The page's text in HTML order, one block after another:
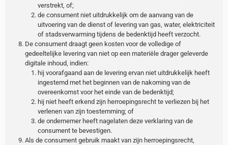
verstrekt, of;
de consument niet uitdrukkelijk om de aanvang van de
uitvoering van de dienst of levering van gas, water, elektriciteit
of stadsverwarming tijdens de bedenktijd heeft verzocht.
De consument draagt geen kosten voor de volledige of
gedeeltelijke levering van niet op een materiële drager geleverde
digitale inhoud, indien:
hij voorafgaand aan de levering ervan niet uitdrukkelijk heeft
ingestemd met het beginnen van de nakoming van de
overeenkomst voor het einde van de bedenktijd;
hij niet heeft erkend zijn herroepingsrecht te verliezen bij het
verlenen van zijn toestemming; of
de ondernemer heeft nagelaten deze verklaring van de
consument te bevestigen.
Als de consument gebruik maakt van zijn herroepingsrecht,